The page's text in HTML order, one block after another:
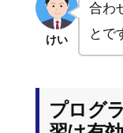
けい
合わ
とで
プログ